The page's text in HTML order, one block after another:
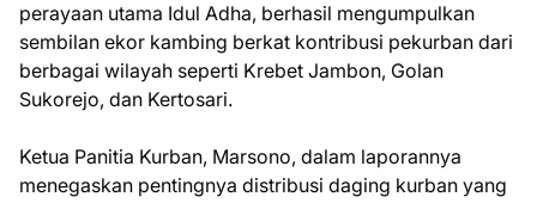
perayaan utama Idul Adha, berhasil mengumpulkan
sembilan ekor kambing berkat kontribusi pekurban dari
berbagai wilayah seperti Krebet Jambon, Golan
Sukorejo, dan Kertosari.
Ketua Panitia Kurban, Marsono, dalam laporannya
menegaskan pentingnya distribusi daging kurban yang